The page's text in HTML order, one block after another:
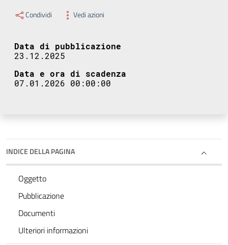
Condividi Vedi azioni
Data di pubblicazione
23.12.2025
Data e ora di scadenza
07.01.2026 00:00:00
INDICE DELLA PAGINA
Oggetto
Pubblicazione
Documenti
Ulteriori informazioni